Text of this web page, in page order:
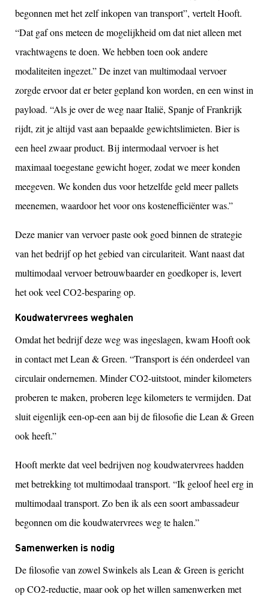
begonnen met het zelf inkopen van transport”, vertelt Hooft.
“Dat gaf ons meteen de mogelijkheid om dat niet alleen met
vrachtwagens te doen. We hebben toen ook andere
modaliteiten ingezet.” De inzet van multimodaal vervoer
zorgde ervoor dat er beter gepland kon worden, en een winst in
payload. “Als je over de weg naar Italië, Spanje of Frankrijk
rijdt, zit je altijd vast aan bepaalde gewichtslimieten. Bier is
een heel zwaar product. Bij intermodaal vervoer is het
maximaal toegestane gewicht hoger, zodat we meer konden
meegeven. We konden dus voor hetzelfde geld meer pallets
meenemen, waardoor het voor ons kostenefficiënter was.”
Deze manier van vervoer paste ook goed binnen de strategie
van het bedrijf op het gebied van circulariteit. Want naast dat
multimodaal vervoer betrouwbaarder en goedkoper is, levert
het ook veel CO2-besparing op.
Koudwatervrees weghalen
Omdat het bedrijf deze weg was ingeslagen, kwam Hooft ook
in contact met Lean & Green. “Transport is één onderdeel van
circulair ondernemen. Minder CO2-uitstoot, minder kilometers
proberen te maken, proberen lege kilometers te vermijden. Dat
sluit eigenlijk een-op-een aan bij de filosofie die Lean & Green
ook heeft.”
Hooft merkte dat veel bedrijven nog koudwatervrees hadden
met betrekking tot multimodaal transport. “Ik geloof heel erg in
multimodaal transport. Zo ben ik als een soort ambassadeur
begonnen om die koudwatervrees weg te halen.”
Samenwerken is nodig
De filosofie van zowel Swinkels als Lean & Green is gericht
op CO2-reductie, maar ook op het willen samenwerken met